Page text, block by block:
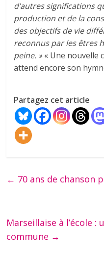
d’autres significations
production et de la
des objectifs de vie
reconnus par les êtres
peine. »« Une nouvelle
attend encore son
Partagez cet article
← 70 ans de chanson
Marseillaise à l’école
commune →